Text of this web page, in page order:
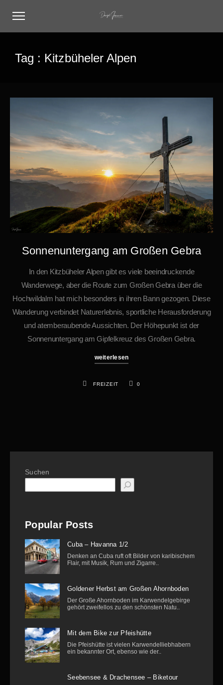
Tag : Kitzbüheler Alpen
Sonnenuntergang am Großen Gebra
In den Kitzbüheler Alpen gibt es viele beeindruckende
Wanderwege, aber die Route zum Großen Gebra über die
Hochwildalm hat mich besonders in ihren Bann gezogen. Diese
Wanderung verbindet Naturerlebnis, sportliche Herausforderung
und atemberaubende Aussichten. Der Höhepunkt ist der
Sonnenuntergang am Gipfelkreuz des Großen Gebra.
weiterlesen
FREIZEIT 0
Suchen
Popular Posts
Cuba – Havanna 1/2
Denken an Cuba ruft oft Bilder von karibischem
Flair, mit Musik, Rum und Zigarre..
Goldener Herbst am Großen Ahornboden
Der Große Ahornboden im Karwendelgebirge
gehört zweifellos zu den schönsten Natu..
Mit dem Bike zur Pfeishütte
Die Pfeishütte ist vielen Karwendelliebhabern
ein bekannter Ort, ebenso wie der..
Seebensee & Drachensee – Biketour